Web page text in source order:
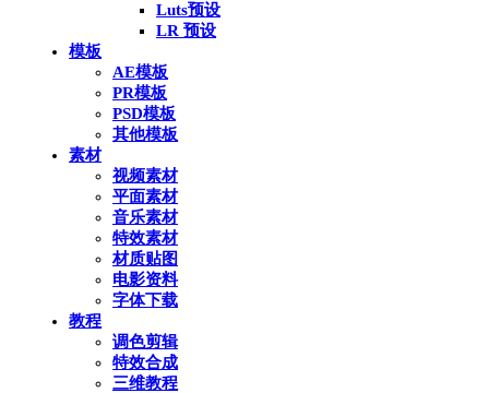
Luts预设
LR 预设
模板
AE模板
PR模板
PSD模板
其他模板
素材
视频素材
平面素材
音乐素材
特效素材
材质贴图
电影资料
字体下载
教程
调色剪辑
特效合成
三维教程